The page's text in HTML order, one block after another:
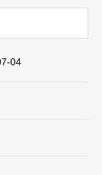
04